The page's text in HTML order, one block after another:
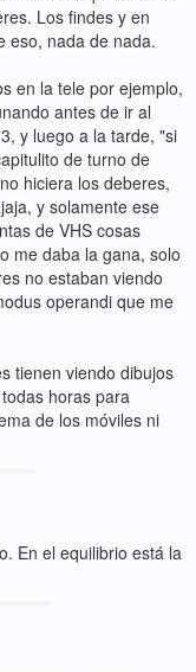
Los findes y en
eso, nada de nada.
en la tele por ejemplo,
antes de ir al
y luego a la tarde, "si
de turno de
hiciera los deberes,
y solamente ese
de VHS cosas
me daba la gana, solo
no estaban viendo
operandi que me
tienen viendo dibujos
horas para
de los móviles ni
En el equilibrio está la